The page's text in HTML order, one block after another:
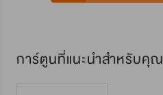
การ์ตูนที่แนะนำสำหรับคุณ